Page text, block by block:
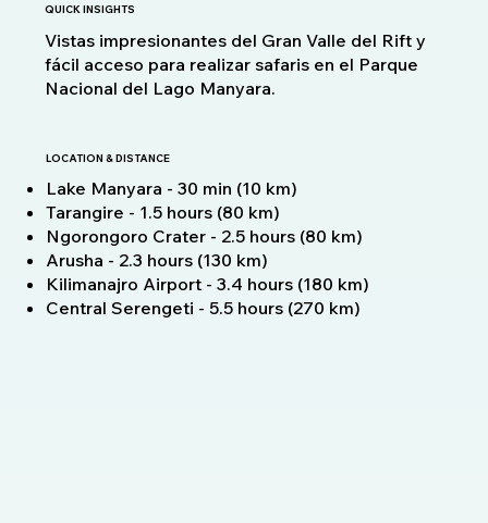
QUICK INSIGHTS
Vistas impresionantes del Gran Valle del Rift y
fácil acceso para realizar safaris en el Parque
Nacional del Lago Manyara.
LOCATION & DISTANCE
Lake Manyara - 30 min (10 km)
Tarangire - 1.5 hours (80 km)
Ngorongoro Crater - 2.5 hours (80 km)
Arusha - 2.3 hours (130 km)
Kilimanajro Airport - 3.4 hours (180 km)
Central Serengeti - 5.5 hours (270 km)